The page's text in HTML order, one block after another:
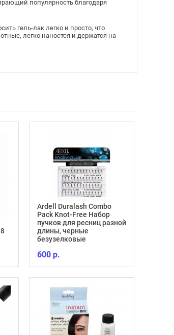
популярность благодаря
гель-лак легко и просто, что
легко наностся и держатся на
Ardell Duralash Combo
Pack Knot-Free Набор
пучков для ресниц разной
длины, черные
безузелковые
600 р.